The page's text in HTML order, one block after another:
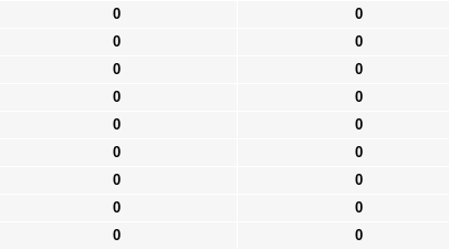
0 0
0 0
0 0
0 0
0 0
0 0
0 0
0 0
0 0